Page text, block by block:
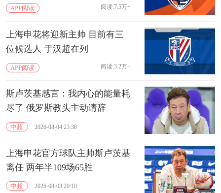
APP阅读 阅读:7.5万+
上海申花将迎新主帅 目前有三
位候选人 于汉超在列
APP阅读 阅读:3.2万+
斯卢茨基感言：我内心的能量耗
尽了 俄罗斯教头主动请辞
中超 2026-08-04 23:38
上海申花官方球队主帅斯卢茨基
离任 两年半109场65胜
中超 2026-08-03 20:10